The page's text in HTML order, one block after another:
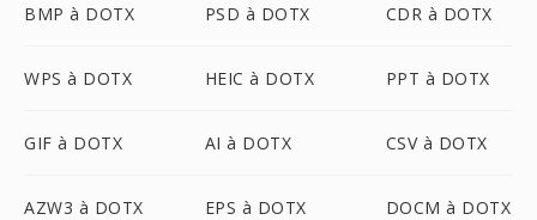
BMP à DOTX PSD à DOTX CDR à DOTX
WPS à DOTX HEIC à DOTX PPT à DOTX
GIF à DOTX AI à DOTX CSV à DOTX
AZW3 à DOTX EPS à DOTX DOCM à DOTX